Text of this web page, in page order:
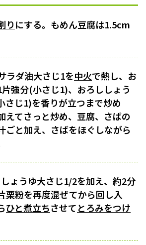
りにする。もめん豆腐は1.5cm
ラダ油大さじ1を中火で熱し、お
強分(小さじ1)、おろししょう
さじ1)を香りが立つまで炒め
えてさっと炒め、豆腐、さばの
ごと加え、さばをほぐしながら
ょうゆ大さじ1/2を加え、約2分
栗粉を再度混ぜてから回し入
ひと煮立ちさせてとろみをつけ